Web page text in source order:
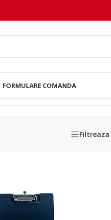
FORMULARE COMANDA
Filtreaza